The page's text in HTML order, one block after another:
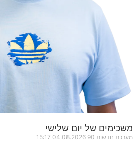
משכימים של יום שלישי
מערכת חדשות 90 04.08.2026
15:17